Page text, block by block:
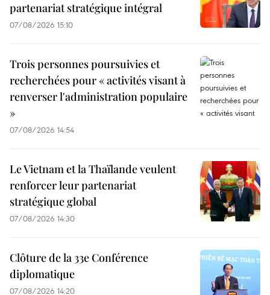
partenariat stratégique intégral
07/08/2026 15:10
Trois personnes poursuivies et
recherchées pour « activités visant à
renverser l'administration populaire
»
07/08/2026 14:54
Le Vietnam et la Thaïlande veulent
renforcer leur partenariat
stratégique global
07/08/2026 14:30
Clôture de la 33e Conférence
diplomatique
07/08/2026 14:20